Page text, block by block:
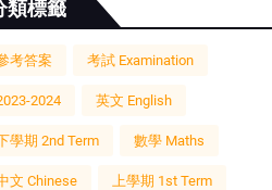
類標籤
考答案 考試 Examination
2024 英文 English
學期 2nd Term 數學 Maths
文 Chinese 上學期 1st Term